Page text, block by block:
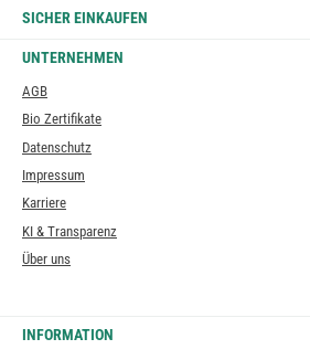
SICHER EINKAUFEN
UNTERNEHMEN
AGB
Bio Zertifikate
Datenschutz
Impressum
Karriere
KI & Transparenz
Über uns
INFORMATION